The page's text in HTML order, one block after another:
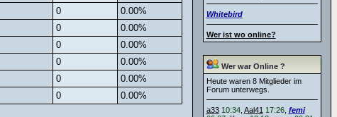
0
0.00%
0
0.00%
0
0.00%
0
0.00%
0
0.00%
0 0.00%
Whitebird
Wer ist wo online?
Wer war Online ?
Heute waren 8 Mitglieder im
Forum unterwegs.
a33 10:34, Aal41 17:26, femi